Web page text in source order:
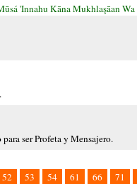
'Innahu Kāna Mukhlaşāan Wa
ser Profeta y Mensajero.
52 53 54 61 66 71